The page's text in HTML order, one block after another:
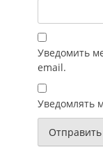
Уведомить
email.
Уведомлять